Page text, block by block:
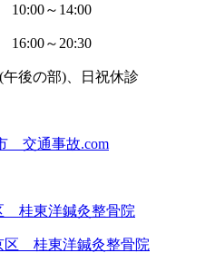
～14:00
～20:30
後の部)、日祝休診
交通事故.com
桂東洋鍼灸整骨院
桂東洋鍼灸整骨院